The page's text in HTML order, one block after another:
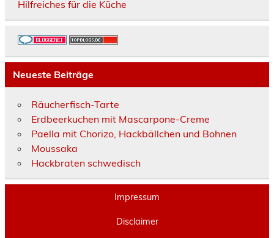
Hilfreiches für die Küche
Neueste Beiträge
Räucherfisch-Tarte
Erdbeerkuchen mit Mascarpone-Creme
Paella mit Chorizo, Hackbällchen und Bohnen
Moussaka
Hackbraten schwedisch
Impressum
Disclaimer